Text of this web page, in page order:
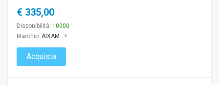
€ 335,00
Disponibilità: 10000
Marchio: AIXAM
Acquista